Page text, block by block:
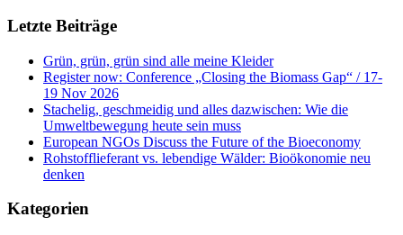
Letzte Beiträge
Grün, grün, grün sind alle meine Kleider
Register now: Conference „Closing the Biomass Gap“ / 17-
19 Nov 2026
Stachelig, geschmeidig und alles dazwischen: Wie die
Umweltbewegung heute sein muss
European NGOs Discuss the Future of the Bioeconomy
Rohstofflieferant vs. lebendige Wälder: Bioökonomie neu
denken
Kategorien